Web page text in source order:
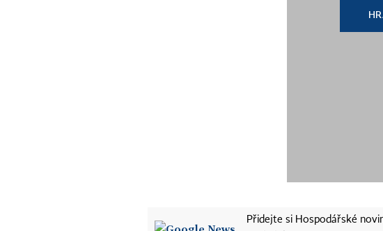
Přidejte si Hospodářské